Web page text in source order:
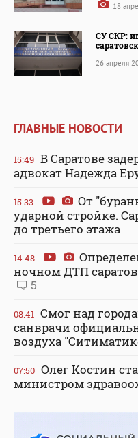
18
СУ СКР:
26 апреля
ГЛАВНЫЕ НОВОСТИ
15:49 В Саратове
адвокат Надежда
15:33
От
ударной стройке.
до третьего этажа
14:48
ночном ДТП
5
08:41 Смог над
санврачи
воздуха
07:50 Олег Костин
министром